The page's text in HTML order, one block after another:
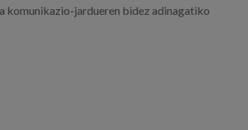
komunikazio-jardueren bidez adinagatiko